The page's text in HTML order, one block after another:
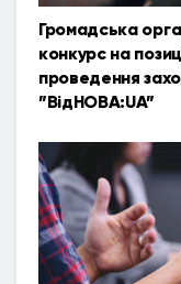
Громадська
конкурс на
проведення
”ВідНОВА:UA”